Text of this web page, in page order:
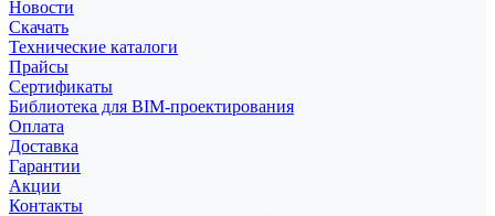
Новости
Скачать
Технические каталоги
Прайсы
Сертификаты
Библиотека для BIM-проектирования
Оплата
Доставка
Гарантии
Акции
Контакты